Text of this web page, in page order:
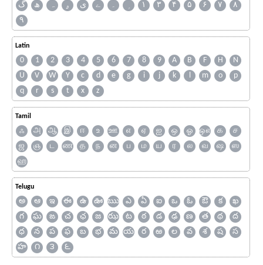
گ
ھ ہ ۄ ی ے ۔ ۱ ۳ ۴ ۵ ۶ ۷
۸
۹
Latin
0 1 2 3 4 5 6 7 8 9 A B F H
N
U
V W Y c d e g i j k l m o
p
q
r s t x z
Tamil
ஃ அ ஆ இ ஈ உ ஊ எ ஏ ஐ ஒ ஓ ஔ க
ச
ஜ
ஞ ட ண த ந ன ப ம ய ர ல வ ஷ
ஸ
ஹ
Telugu
అ ఆ ఇ ఈ ఉ ఊ ఋ ఎ ఏ ఐ ఒ ఓ ఔ క
ఖ
గ
ఘ ఙ చ ఛ జ ఝ ట ఠ డ ఢ ణ త థ
ద
ధ
న ప ఫ బ భ మ య ర ఱ ల వ శ ష
స
హ
౧ ౩ ౬